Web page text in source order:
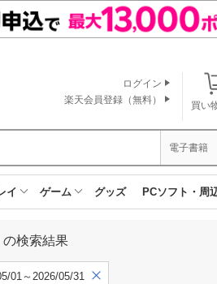
買い
ログイン
楽天会員登録（無料）
電子書籍
イ ゲーム グッズ PCソフト・周
の検索結果
01～2026/05/31